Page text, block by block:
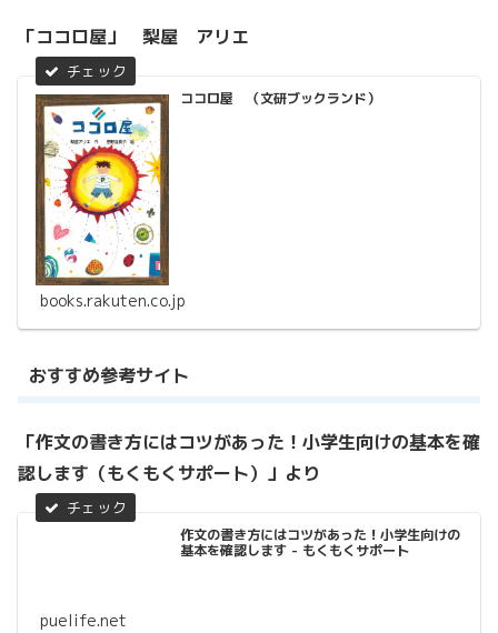
「ココロ屋」 梨屋 アリエ
ココロ屋 （文研ブックランド）
books.rakuten.co.jp
おすすめ参考サイト
「作文の書き方にはコツがあった！小学生向けの基本を確
認します（もくもくサポート）」より
作文の書き方にはコツがあった！小学生向けの
基本を確認します - もくもくサポート
puelife.net